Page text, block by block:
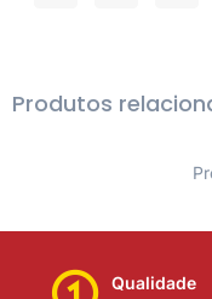
Produtos
Qualidade